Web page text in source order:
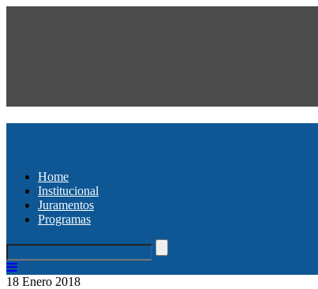
Home
Institucional
Juramentos
Programas
18 Enero 2018